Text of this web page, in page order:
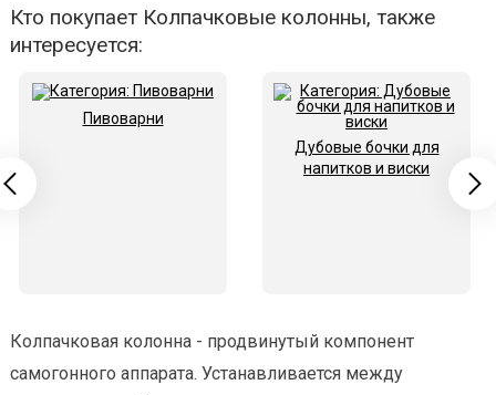
Кто покупает Колпачковые колонны, также
интересуется:
Пивоварни
Дубовые бочки для
напитков и виски
Колпачковая колонна - продвинутый компонент
самогонного аппарата. Устанавливается между